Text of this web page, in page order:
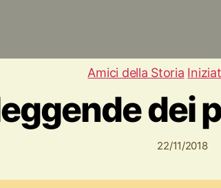
Amici della Storia
dei
22/11/2018